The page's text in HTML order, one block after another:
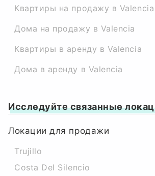
Квартиры на продажу в Valencia
Дома на продажу в Valencia
Квартиры в аренду в Valencia
Дома в аренду в Valencia
Исследуйте связанные
Локации для продажи
Trujillo
Costa Del Silencio